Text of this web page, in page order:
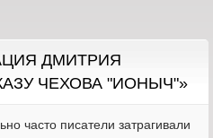
ДМИТРИЯ
ЧЕХОВА "ИОНЫЧ"»
часто писатели затрагивали